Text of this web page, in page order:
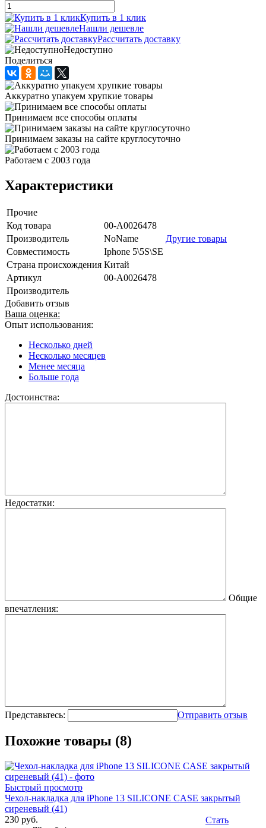
Купить в 1 клик
Нашли дешевле
Рассчитать доставку
Недоступно
Поделиться
Аккуратно упакуем хрупкие товары
Принимаем все способы оплаты
Принимаем заказы на сайте круглосуточно
Работаем с 2003 года
Характеристики
Прочие
Код товара
00-А0026478
Производитель
NoName
Другие товары
Совместимость
Iphone 5\5S\SE
Страна происхождения Китай
Артикул
00-А0026478
Производитель
Добавить отзыв
Ваша оценка:
Опыт использования:
Несколько дней
Несколько месяцев
Менее месяца
Больше года
Достоинства:
Недостатки:
Общие
впечатления:
Представьтесь: Отправить отзыв
Похожие товары (8)
Быстрый просмотр
Чехол-накладка для iPhone 13 SILICONE CASE закрытый
сиреневый (41)
230 руб.
Стать